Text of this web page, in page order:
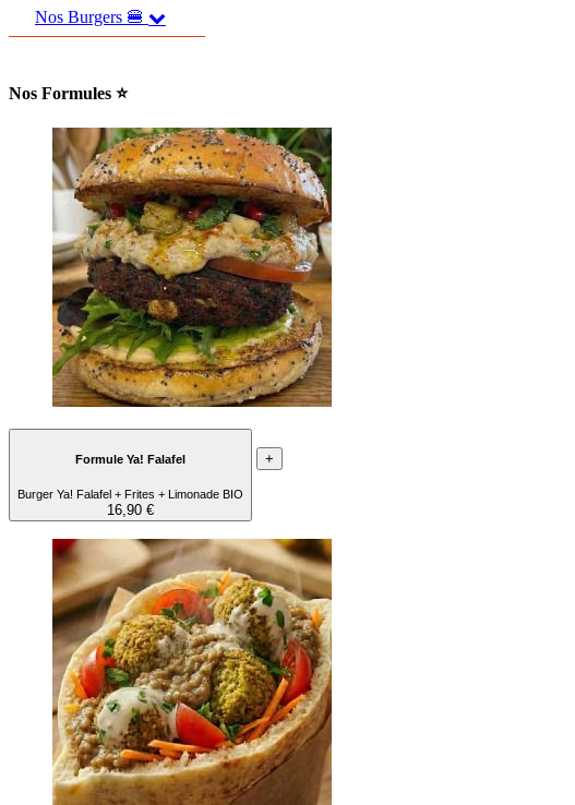
Nos Burgers 🍔
Nos Formules ⭐
Formule Ya! Falafel
Burger Ya! Falafel + Frites + Limonade BIO
16,90 €
+